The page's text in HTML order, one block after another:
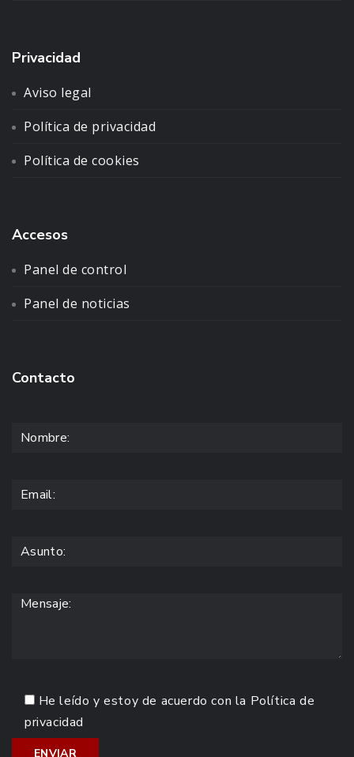
Privacidad
Aviso legal
Política de privacidad
Política de cookies
Accesos
Panel de control
Panel de noticias
Contacto
He leído y estoy de acuerdo con la Política de
privacidad